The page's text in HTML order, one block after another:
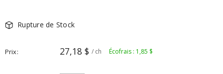
Rupture de Stock
Prix 27,18 $ / ch Écofrais : 1,85 $